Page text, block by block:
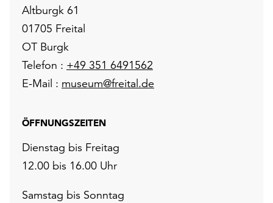
Altburgk 61
01705 Freital
OT Burgk
Telefon : +49 351 6491562
E-Mail : museum@freital.de
ÖFFNUNGSZEITEN
Dienstag bis Freitag
12.00 bis 16.00 Uhr
Samstag bis Sonntag